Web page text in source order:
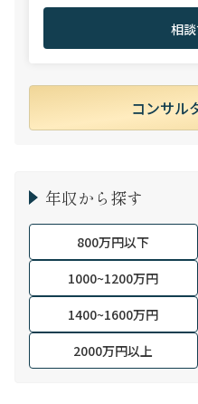
門職まで豊富な転職支援実績
問わず幅広いポジションでご支
相
コンサル
年収から探す
800万円以下
1000~1200万円
1400~1600万円
2000万円以上